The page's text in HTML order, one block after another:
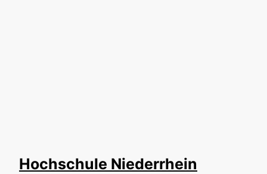
Hochschule Niederrhein